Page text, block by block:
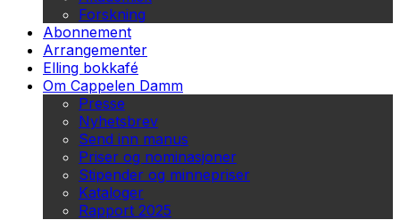
Forskning
Abonnement
Arrangementer
Elling bokkafé
Om Cappelen Damm
Presse
Nyhetsbrev
Send inn manus
Priser og nominasjoner
Stipender og minnepriser
Kataloger
Rapport 2025